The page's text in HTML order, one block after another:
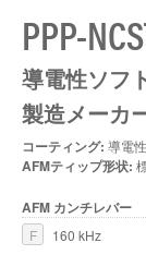
PPP-
導電性ソフ
製造メーカー:
コーティング: 導電性
AFMティップ形状:
AFM カンチレバー
F 160 kHz